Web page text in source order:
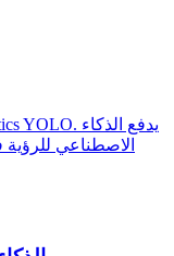
الاصطناعي للرؤية